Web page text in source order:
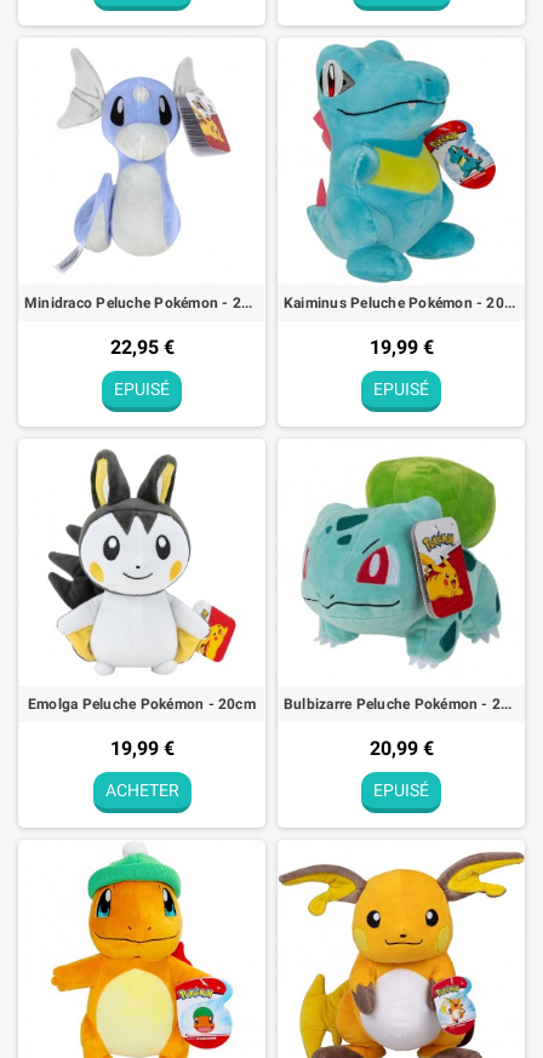
Minidraco Peluche Pokémon - 20cm
22,95 €
EPUISÉ
Kaiminus Peluche Pokémon - 20cm
19,99 €
EPUISÉ
Emolga Peluche Pokémon - 20cm
19,99 €
ACHETER
Bulbizarre Peluche Pokémon - 20cm
20,99 €
EPUISÉ